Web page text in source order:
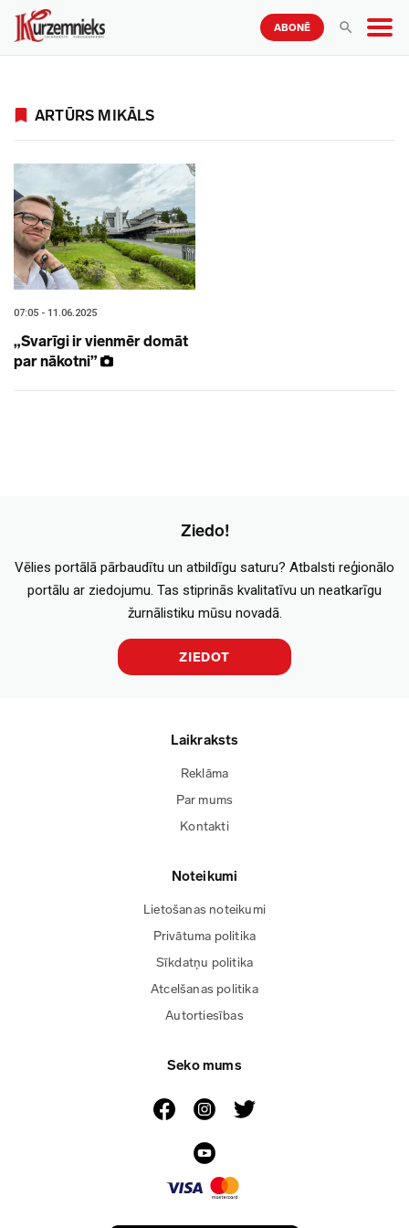
ABONĒ
ARTŪRS MIKĀLS
07:05 - 11.06.2025
„Svarīgi ir vienmēr domāt
par nākotni”
Ziedo!
Vēlies portālā pārbaudītu un atbildīgu saturu? Atbalsti reģionālo
portālu ar ziedojumu. Tas stiprinās kvalitatīvu un neatkarīgu
žurnālistiku mūsu novadā.
ZIEDOT
Laikraksts
Reklāma
Par mums
Kontakti
Noteikumi
Lietošanas noteikumi
Privātuma politika
Sīkdatņu politika
Atcelšanas politika
Autortiesības
Seko mums